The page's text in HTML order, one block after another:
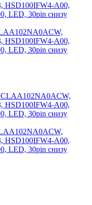
HSD100IFW4-A00,
LED, 30pin снизу
HSD100IFW4-A00,
LED, 30pin снизу